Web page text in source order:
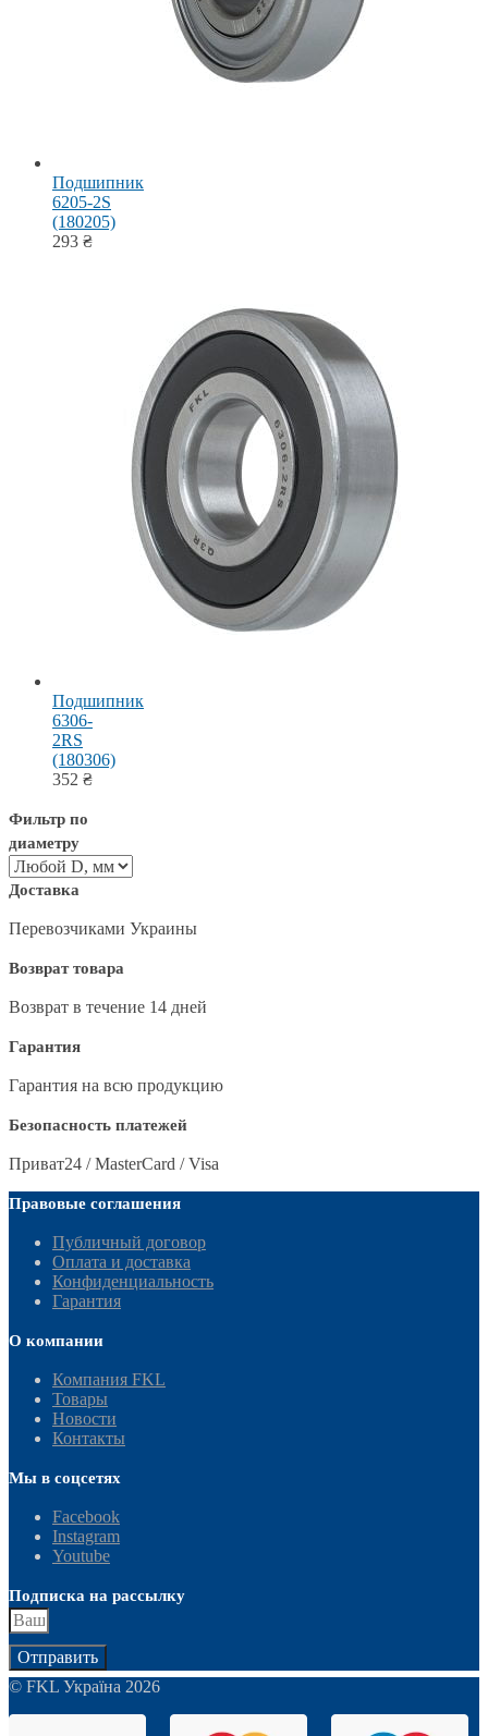
Подшипник
6205-2S
(180205)
293 ₴
Подшипник
6306-
2RS
(180306)
352 ₴
Фильтр по
диаметру
Доставка
Перевозчиками Украины
Возврат товара
Возврат в течение 14 дней
Гарантия
Гарантия на всю продукцию
Безопасность платежей
Приват24 / MasterCard / Visa
Правовые соглашения
Публичный договор
Оплата и доставка
Конфиденциальность
Гарантия
О компании
Компания FKL
Товары
Новости
Контакты
Мы в соцсетях
Facebook
Instagram
Youtube
Подписка на рассылку
Отправить
© FKL Україна 2026